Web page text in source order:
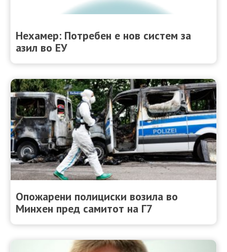
Нехамер: Потребен е нов систем за
азил во ЕУ
Опожарени полициски возила во
Минхен пред самитот на Г7